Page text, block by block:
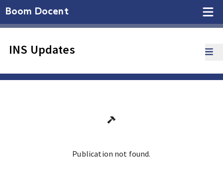
Boom Docent
INS Updates
Publication not found.